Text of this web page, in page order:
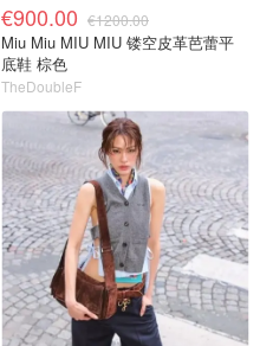
€900.00 €1200.00
Miu Miu MIU MIU 镂空皮革芭蕾平
底鞋 棕色
TheDoubleF